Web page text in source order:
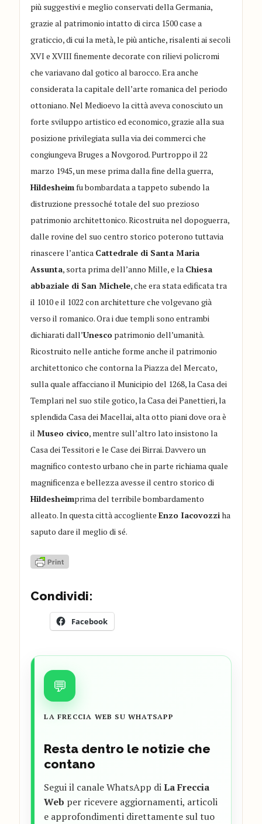
più suggestivi e meglio conservati della Germania,
grazie al patrimonio intatto di circa 1500 case a
graticcio, di cui la metà, le più antiche, risalenti ai secoli
XVI e XVIII finemente decorate con rilievi policromi
che variavano dal gotico al barocco. Era anche
considerata la capitale dell’arte romanica del periodo
ottoniano. Nel Medioevo la città aveva conosciuto un
forte sviluppo artistico ed economico, grazie alla sua
posizione privilegiata sulla via dei commerci che
congiungeva Bruges a Novgorod. Purtroppo il 22
marzo 1945, un mese prima dalla fine della guerra,
Hildesheimfu bombardata a tappeto subendo la
distruzione pressoché totale del suo prezioso
patrimonio architettonico. Ricostruita nel dopoguerra,
dalle rovine del suo centro storico poterono tuttavia
rinascere l’antica Cattedrale di Santa Maria
Assunta, sorta prima dell’anno Mille, e la Chiesa
abbaziale di San Michele, che era stata edificata tra
il 1010 e il 1022 con architetture che volgevano già
verso il romanico. Ora i due templi sono entrambi
dichiarati dall’Unesco patrimonio dell’umanità.
Ricostruito nelle antiche forme anche il patrimonio
architettonico che contorna la Piazza del Mercato,
sulla quale affacciano il Municipio del 1268, la Casa dei
Templari nel suo stile gotico, la Casa dei Panettieri, la
splendida Casa dei Macellai, alta otto piani dove ora è
ilMuseo civico, mentre sull’altro lato insistono la
Casa dei Tessitori e le Case dei Birrai. Davvero un
magnifico contesto urbano che in parte richiama quale
magnificenza e bellezza avesse il centro storico di
Hildesheimprima del terribile bombardamento
alleato. In questa città accoglienteEnzo Iacovozziha
saputo dare il meglio di sé.
Condividi:
Facebook
💬
LA FRECCIA WEB SU WHATSAPP
Resta dentro le notizie che
contano
Segui il canale WhatsApp diLa Freccia
Web per ricevere aggiornamenti, articoli
e approfondimenti direttamente sul tuo